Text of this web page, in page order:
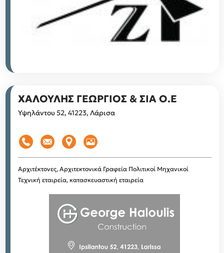
ΧΑΛΟΥΛΗΣ ΓΕΩΡΓΙΟΣ & ΣΙΑ Ο.Ε
Υψηλάντου 52, 41223, Λάρισα
Αρχιτέκτονες, Αρχιτεκτονικά Γραφεία Πολιτικοί Μηχανικοί
Τεχνική εταιρεία, κατασκευαστική εταιρεία